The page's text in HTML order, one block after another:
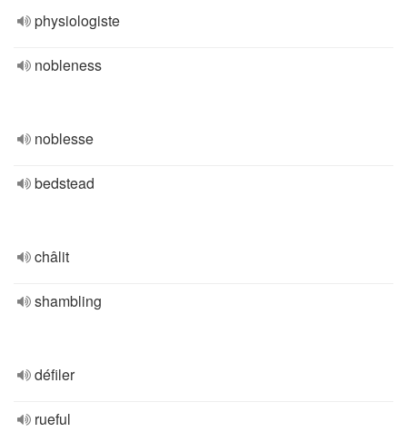
physiologiste
nobleness
noblesse
bedstead
châlit
shambling
défiler
rueful